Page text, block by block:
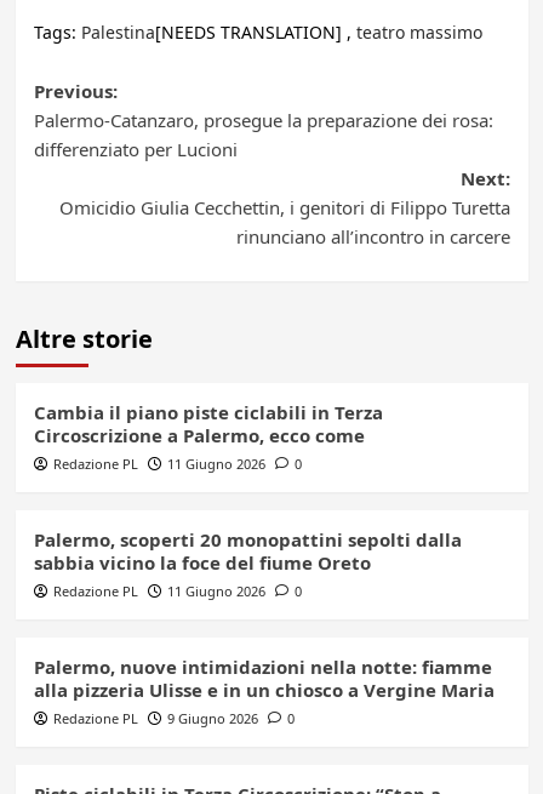
Tags: Palestina[NEEDS TRANSLATION] , teatro massimo
Post
navigation
Previous:
Palermo-Catanzaro, prosegue la preparazione dei rosa:
differenziato per Lucioni
Next:
Omicidio Giulia Cecchettin, i genitori di Filippo Turetta
rinunciano all’incontro in carcere
Altre storie
Cambia il piano piste ciclabili in Terza
Circoscrizione a Palermo, ecco come
Redazione PL 11 Giugno 2026 0
Palermo, scoperti 20 monopattini sepolti dalla
sabbia vicino la foce del fiume Oreto
Redazione PL 11 Giugno 2026 0
Palermo, nuove intimidazioni nella notte: fiamme
alla pizzeria Ulisse e in un chiosco a Vergine Maria
Redazione PL 9 Giugno 2026 0